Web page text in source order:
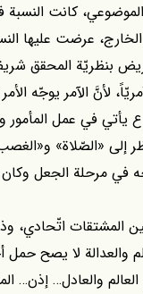
كانت النسبة
عرضت عليها
بنظريّة المحقق شريف
لأنَّ الآمر يوجّه
يأتي في عمل
إلى «الصّلاة»
في مرحلة الجعل وكان
المشتقات اتّحادي،
والعدالة لا يصح
والعادل… إذن…